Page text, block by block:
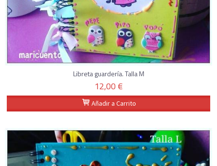
Libreta guardería. Talla M
12,00 €
Añadir a Carrito